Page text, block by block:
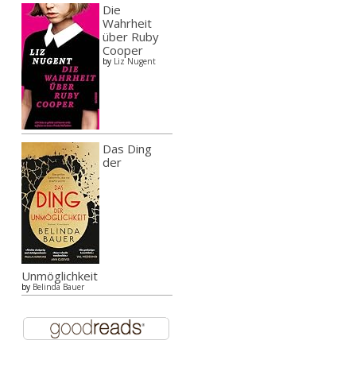
Die
Wahrheit
über Ruby
Cooper
by Liz Nugent
Das Ding
der
Unmöglichkeit
by Belinda Bauer